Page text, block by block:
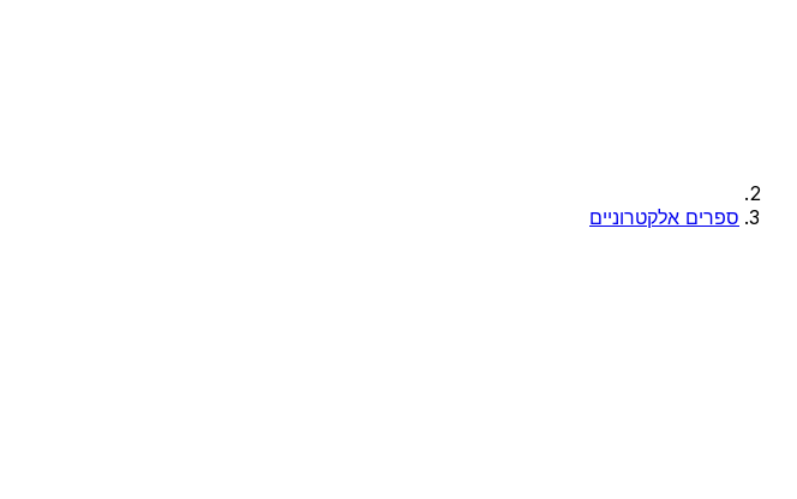
ספרים אלקטרוניים